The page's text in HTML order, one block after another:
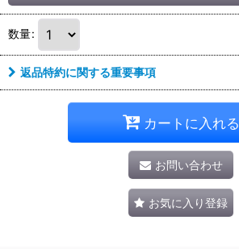
数量:
返品特約に関する重要事項
カートに入れる
お問い合わせ
お気に入り登録